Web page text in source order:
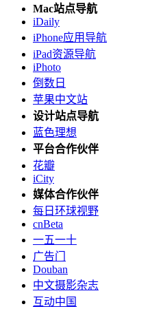
Mac站点导航
iDaily
iPhone应用导航
iPad资源导航
iPhoto
倒数日
苹果中文站
设计站点导航
蓝色理想
平台合作伙伴
花瓣
iCity
媒体合作伙伴
每日环球视野
cnBeta
一五一十
广告门
Douban
中文摄影杂志
互动中国